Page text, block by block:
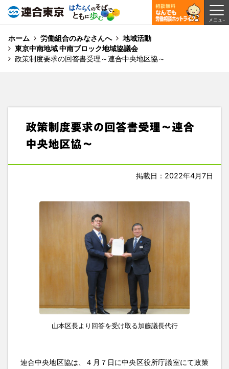
ホーム 労働組合のみなさんへ
地域活動
東京中南地域 中南ブロック地域協議会
政策制度要求の回答書受理～連合中央地区協～
政策制度要求の回答書受理～連合
中央地区協～
掲載日：2022年4月7日
山本区長より回答を受け取る加藤議長代行
連合中央地区協は、４月７日に中央区役所庁議室にて政策